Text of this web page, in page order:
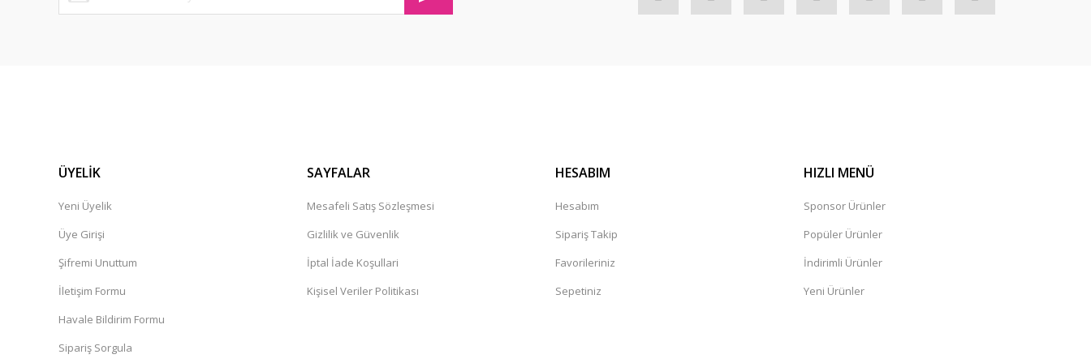
Güner Aydın | 19/10/2024
ÜYELİK
Yeni Üyelik
Üye Girişi
Şifremi Unuttum
İletişim Formu
Havale Bildirim Formu
Sipariş Sorgula
SAYFALAR
Mesafeli Satış Sözleşmesi
Gizlilik ve Güvenlik
İptal İade Koşullari
Kişisel Veriler Politikası
HESABIM
Hesabım
Sipariş Takip
Favorileriniz
Sepetiniz
HIZLI MENÜ
Sponsor Ürünler
Popüler Ürünler
İndirimli Ürünler
Yeni Ürünler